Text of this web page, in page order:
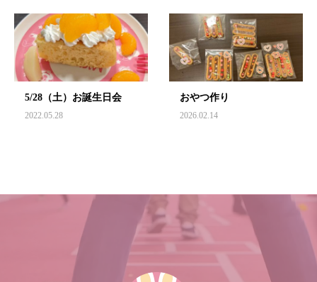
5/28（土）お誕生日会
2022.05.28
おやつ作り
2026.02.14